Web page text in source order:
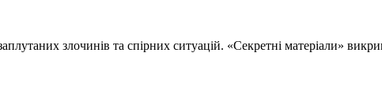
злочинів та спірних ситуацій. «Секретні матеріали»